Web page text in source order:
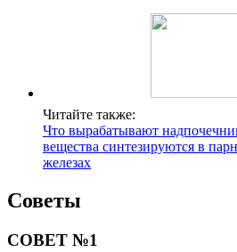
Читайте также:
Что вырабатывают
вещества синтезируются в
железах
Советы
СОВЕТ №1